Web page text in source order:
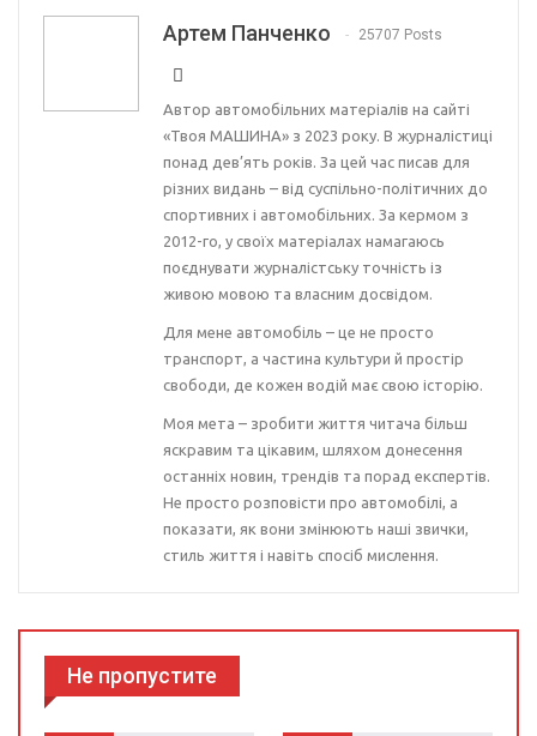
Артем Панченко 25707 Posts
Автор автомобільних матеріалів на сайті
«Твоя МАШИНА» з 2023 року. В журналістиці
понад дев’ять років. За цей час писав для
різних видань – від суспільно-політичних до
спортивних і автомобільних. За кермом з
2012-го, у своїх матеріалах намагаюсь
поєднувати журналістську точність із
живою мовою та власним досвідом.
Для мене автомобіль – це не просто
транспорт, а частина культури й простір
свободи, де кожен водій має свою історію.
Моя мета – зробити життя читача більш
яскравим та цікавим, шляхом донесення
останніх новин, трендів та порад експертів.
Не просто розповісти про автомобілі, а
показати, як вони змінюють наші звички,
стиль життя і навіть спосіб мислення.
Не пропустите